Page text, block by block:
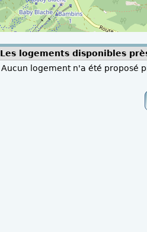
Les logements disponibles
Aucun logement n'a été proposé